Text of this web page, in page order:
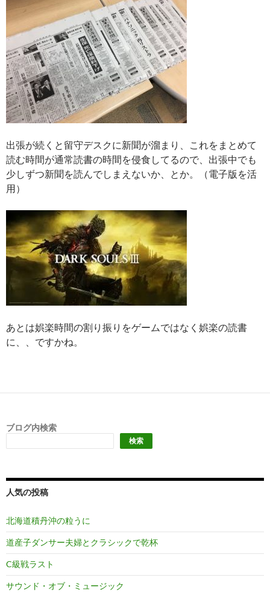
出張が続くと留守デスクに新聞が溜まり、これをまとめて
読む時間が通常読書の時間を侵食してるので、出張中でも
少しずつ新聞を読んでしまえないか、とか。（電子版を活
用）
あとは娯楽時間の割り振りをゲームではなく娯楽の読書
に、、ですかね。
ブログ内検索
検索
人気の投稿
北海道積丹沖の粒うに
道産子ダンサー夫婦とクラシックで乾杯
C級戦ラスト
サウンド・オブ・ミュージック